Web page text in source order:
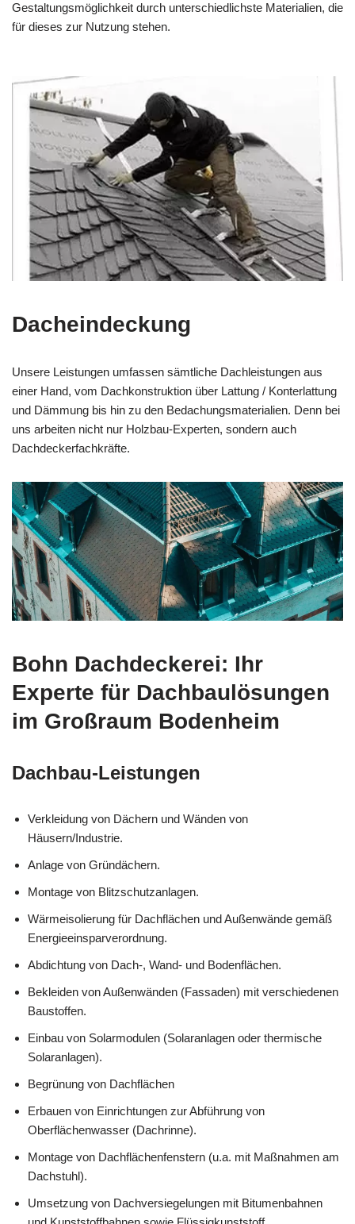
Gestaltungsmöglichkeit durch unterschiedlichste Materialien, die
für dieses zur Nutzung stehen.
Dacheindeckung
Unsere Leistungen umfassen sämtliche Dachleistungen aus
einer Hand, vom Dachkonstruktion über Lattung / Konterlattung
und Dämmung bis hin zu den Bedachungsmaterialien. Denn bei
uns arbeiten nicht nur Holzbau-Experten, sondern auch
Dachdeckerfachkräfte.
Bohn Dachdeckerei: Ihr
Experte für Dachbaulösungen
im Großraum Bodenheim
Dachbau-Leistungen
Verkleidung von Dächern und Wänden von
Häusern/Industrie.
Anlage von Gründächern.
Montage von Blitzschutzanlagen.
Wärmeisolierung für Dachflächen und Außenwände gemäß
Energieeinsparverordnung.
Abdichtung von Dach-, Wand- und Bodenflächen.
Bekleiden von Außenwänden (Fassaden) mit verschiedenen
Baustoffen.
Einbau von Solarmodulen (Solaranlagen oder thermische
Solaranlagen).
Begrünung von Dachflächen
Erbauen von Einrichtungen zur Abführung von
Oberflächenwasser (Dachrinne).
Montage von Dachflächenfenstern (u.a. mit Maßnahmen am
Dachstuhl).
Umsetzung von Dachversiegelungen mit Bitumenbahnen